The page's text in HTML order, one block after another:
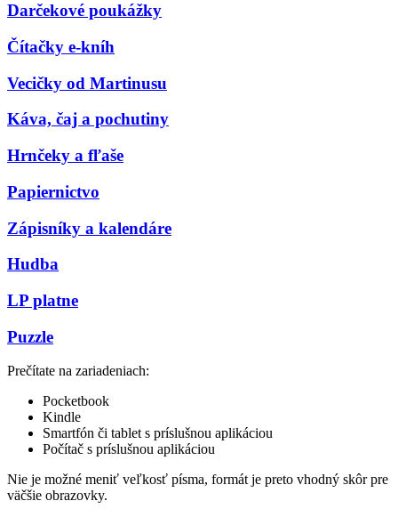
Darčekové poukážky
Čítačky e-kníh
Vecičky od Martinusu
Káva, čaj a pochutiny
Hrnčeky a fľaše
Papiernictvo
Zápisníky a kalendáre
Hudba
LP platne
Puzzle
Prečítate na zariadeniach:
Pocketbook
Kindle
Smartfón či tablet s príslušnou aplikáciou
Počítač s príslušnou aplikáciou
Nie je možné meniť veľkosť písma, formát je preto vhodný skôr pre
väčšie obrazovky.